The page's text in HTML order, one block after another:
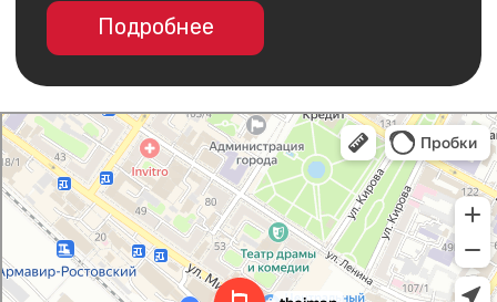
I Man
Салон связи в Армавире
Товары для мобильных телефонов в Армавире